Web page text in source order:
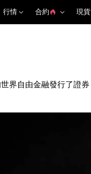
行情 合約 現貨
界自由金融發行了證券